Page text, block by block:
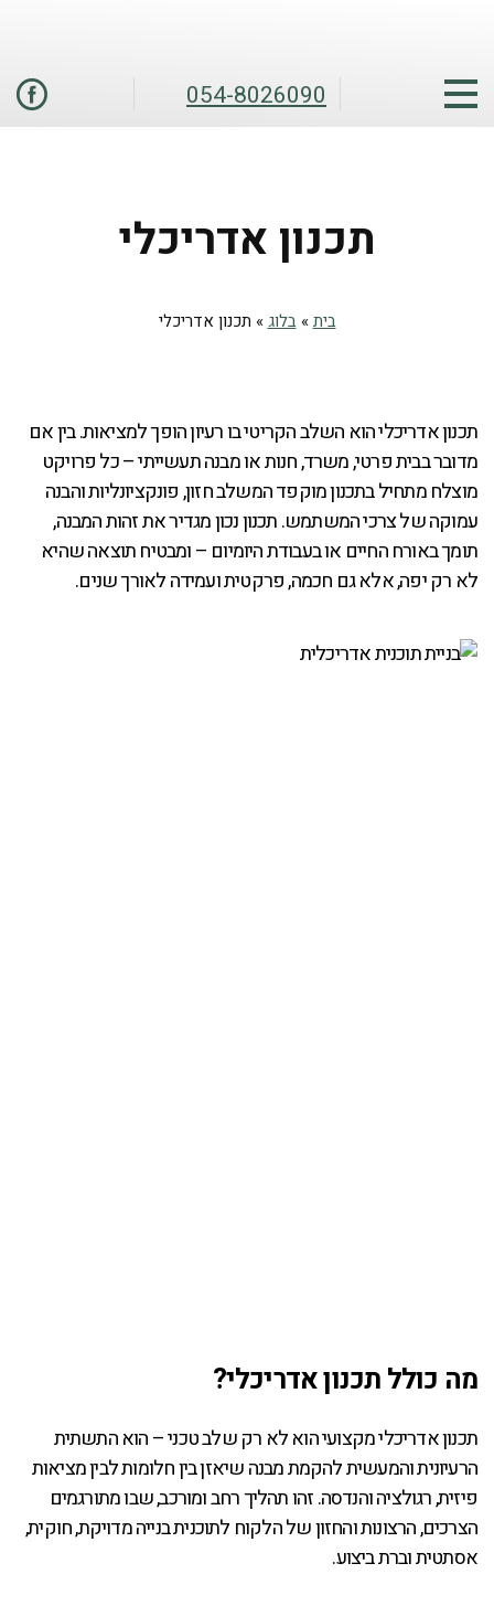
054-8026090
תכנון אדריכלי
בית»בלוג» תכנון אדריכלי
תכנון אדריכלי הוא השלב הקריטי בו רעיון הופך למציאות. בין אם
מדובר בבית פרטי, משרד, חנות או מבנה תעשייתי – כל פרויקט
מוצלח מתחיל בתכנון מוקפד המשלב חזון, פונקציונליות והבנה
עמוקה של צרכי המשתמש. תכנון נכון מגדיר את זהות המבנה,
תומך באורח החיים או בעבודת היומיום – ומבטיח תוצאה שהיא
לא רק יפה, אלא גם חכמה, פרקטית ועמידה לאורך שנים.
מה כולל תכנון אדריכלי?
תכנון אדריכלי מקצועי הוא לא רק שלב טכני – הוא התשתית
הרעיונית והמעשית להקמת מבנה שיאזן בין חלומות לבין מציאות
פיזית, רגולציה והנדסה. זהו תהליך רחב ומורכב, שבו מתורגמים
הצרכים, הרצונות והחזון של הלקוח לתוכנית בנייה מדויקת, חוקית,
אסתטית וברת ביצוע.